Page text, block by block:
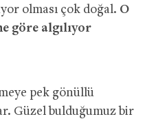
olması çok doğal. O
göre algılıyor
pek gönüllü
Güzel bulduğumuz bir